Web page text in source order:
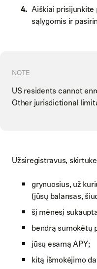
Aiškiai prisijunkite
sąlygomis ir
NOTE
US residents cannot
Other jurisdictional
Užsiregistravus,
grynuosius, už
(jūsų balansas,
šį mėnesį
bendrą sumokėtų
jūsų esamą APY;
kitą išmokėjimo